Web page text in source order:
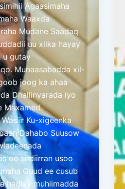
Agaasimaha
Waaxda
Mudane Saadaq
uu xilka hayay
u gutay
Munaasabadda xil-
joog ka ahaa
Dhallinyarada iyo
Maxamed
Ku-xigeenka
Dahabo Suusow
oo si diirran usoo
Guud ee cusub
hadlay muhiimadda